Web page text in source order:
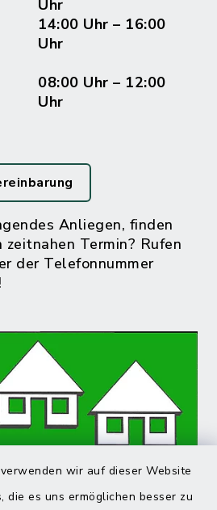
wir auf dieser Website
die es uns ermöglichen besser zu
Uhr
14:00 Uhr – 16:00
Uhr
08:00 Uhr – 12:00
Uhr
Anliegen, finden
zeitnahen Termin? Rufen
der Telefonnummer